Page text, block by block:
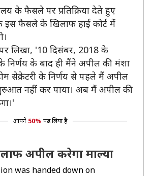
के फैसले पर प्रतिक्रिया देते हुए
इस फैसले के खिलाफ हाई कोर्ट में
पर लिखा, '10 दिसंबर, 2018 के
के निर्णय के बाद ही मैंने अपील की मंशा
सेक्रेटरी के निर्णय से पहले मैं अपील
शुरुआत नहीं कर पाया। अब मैं अपील की
आपने 50% पढ़ लिया है
अपील करेगा माल्या
was handed down on